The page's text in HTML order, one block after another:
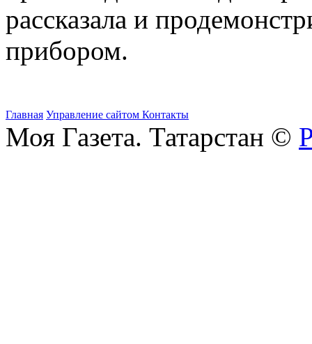
рассказала и
прибором.
Главная Управление сайтом Контакты
Моя Газета. Татарстан ©